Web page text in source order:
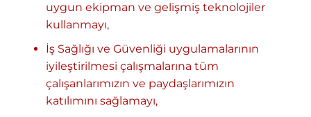
uygun ekipman ve gelişmiş teknolojiler
kullanmayı,
İş Sağlığı ve Güvenliği uygulamalarının
iyileştirilmesi çalışmalarına tüm
çalışanlarımızın ve paydaşlarımızın
katılımını sağlamayı,